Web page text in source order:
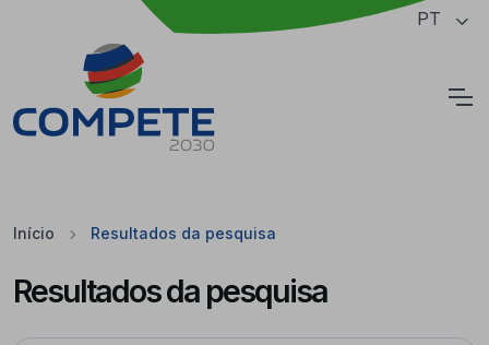
Saltar para o conteúdo principal da página PT
Início Resultados da pesquisa
Resultados da pesquisa